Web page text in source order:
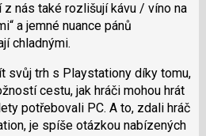
z nás také rozlišují kávu / víno na
a jemné nuance pánů
chladnými.
svůj trh s Playstationy díky tomu,
cestu, jak hráči mohou hrát
potřebovali PC. A to, zdali hráč
je spíše otázkou nabízených